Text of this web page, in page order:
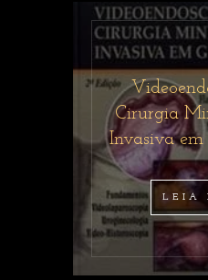
Cirurgia
Invasiva em
LEIA